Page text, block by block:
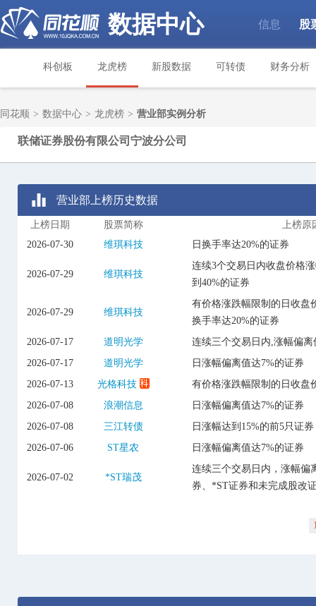
数据中心 信息 股
科创板 龙虎榜 新股数据 可转债 财务分析
同花顺 > 数据中心 > 龙虎榜 > 营业部实例分析
联储证券股份有限公司宁波分公司
营业部上榜历史数据
上榜日期 股票简称
上榜原
2026-07-30
维琪科技 日换手率达20%的证券
2026-07-29 维琪科技
连续3个交易日内收盘价格
到40%的证券
2026-07-29 维琪科技
有价格涨跌幅限制的日收盘
换手率达20%的证券
2026-07-17
道明光学
连续三个交易日内,涨幅偏离
2026-07-17
道明光学
日涨幅偏离值达7%的证券
2026-07-13
光格科技
有价格涨跌幅限制的日收盘
2026-07-08
浪潮信息
日涨幅偏离值达7%的证券
2026-07-08
三江转债
日涨幅达到15%的前5只证券
2026-07-06
ST星农 日涨幅偏离值达7%的证券
2026-07-02 *ST瑞茂
连续三个交易日内，涨幅偏
券、*ST证券和未完成股改